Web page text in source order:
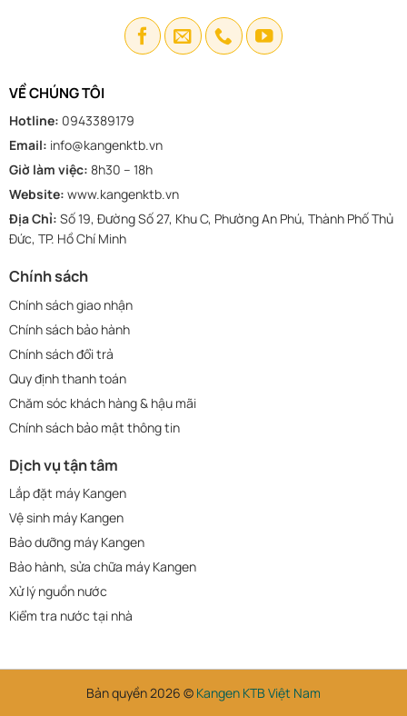
VỀ CHÚNG TÔI
Hotline: 0943389179
Email: info@kangenktb.vn
Giờ làm việc: 8h30 – 18h
Website: www.kangenktb.vn
Địa Chỉ: Số 19, Đường Số 27, Khu C, Phường An Phú, Thành Phố Thủ
Đức, TP. Hồ Chí Minh
Chính sách
Chính sách giao nhận
Chính sách bảo hành
Chính sách đổi trả
Quy định thanh toán
Chăm sóc khách hàng & hậu mãi
Chính sách bảo mật thông tin
Dịch vụ tận tâm
Lắp đặt máy Kangen
Vệ sinh máy Kangen
Bảo dưỡng máy Kangen
Bảo hành, sửa chữa máy Kangen
Xử lý nguồn nước
Kiểm tra nước tại nhà
Bản quyền 2026 © Kangen KTB Việt Nam